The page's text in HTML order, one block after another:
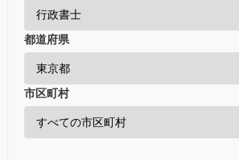
都道府県
市区町村